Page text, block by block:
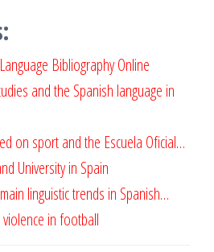
Bibliography Online
and the Spanish language in
on sport and the Escuela Oficial…
University in Spain
linguistic trends in Spanish…
in football